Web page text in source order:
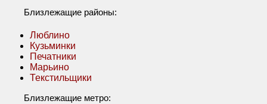
Близлежащие районы:
Люблино
Кузьминки
Печатники
Марьино
Текстильщики
Близлежащие метро: